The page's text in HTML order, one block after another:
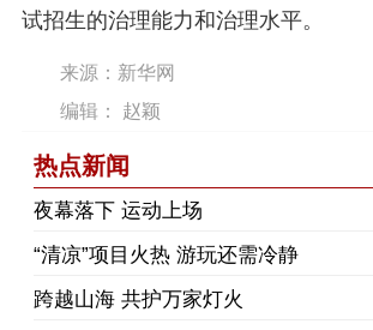
试招生的治理能力和治理水平。
来源：新华网
编辑： 赵颖
热点新闻
夜幕落下 运动上场
“清凉”项目火热 游玩还需冷静
跨越山海 共护万家灯火